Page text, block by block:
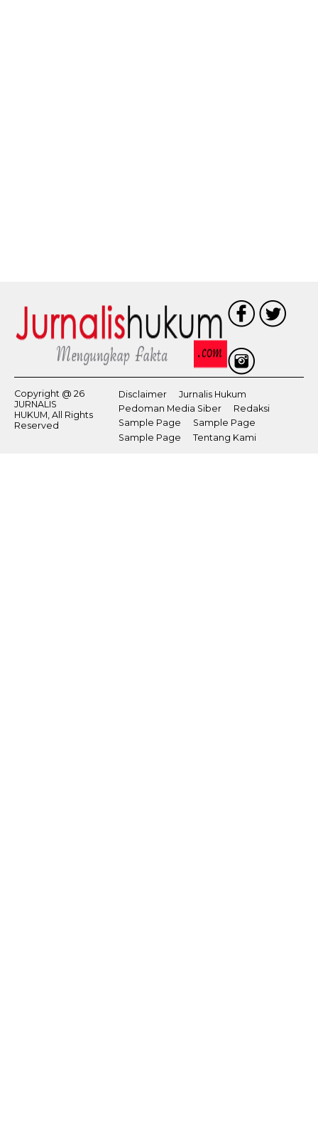
Copyright @ 26
JURNALIS
HUKUM, All Rights
Reserved
Disclaimer
Jurnalis Hukum
Pedoman Media Siber
Redaksi
Sample Page
Sample Page
Sample Page
Tentang Kami